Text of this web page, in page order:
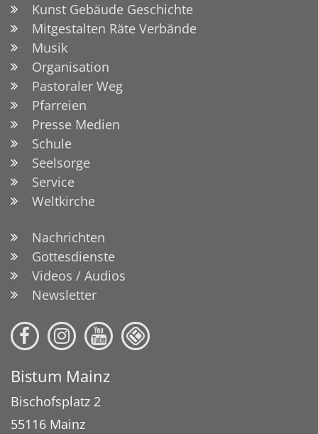
Kunst Gebäude Geschichte
Mitgestalten Räte Verbände
Musik
Organisation
Pastoraler Weg
Pfarreien
Presse Medien
Schule
Seelsorge
Service
Weltkirche
Nachrichten
Gottesdienste
Videos / Audios
Newsletter
Bistum Mainz
Bischofsplatz 2
55116 Mainz